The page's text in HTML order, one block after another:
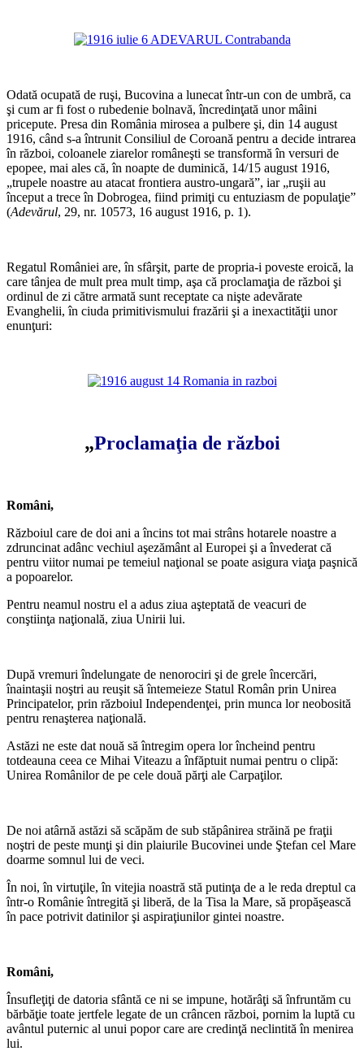
Odată ocupată de ruşi, Bucovina a lunecat într-un con de umbră, ca
şi cum ar fi fost o rubedenie bolnavă, încredinţată unor mâini
pricepute. Presa din România mirosea a pulbere şi, din 14 august
1916, când s-a întrunit Consiliul de Coroană pentru a decide intrarea
în război, coloanele ziarelor româneşti se transformă în versuri de
epopee, mai ales că, în noapte de duminică, 14/15 august 1916,
„trupele noastre au atacat frontiera austro-ungară”, iar „ruşii au
început a trece în Dobrogea, fiind primiţi cu entuziasm de populaţie”
(Adevărul, 29, nr. 10573, 16 august 1916, p. 1).
Regatul României are, în sfârşit, parte de propria-i poveste eroică, la
care tânjea de mult prea mult timp, aşa că proclamaţia de război şi
ordinul de zi către armată sunt receptate ca nişte adevărate
Evanghelii, în ciuda primitivismului frazării şi a inexactităţii unor
enunţuri:
„Proclamaţia de război
Români,
Războiul care de doi ani a încins tot mai strâns hotarele noastre a
zdruncinat adânc vechiul aşezământ al Europei şi a învederat că
pentru viitor numai pe temeiul naţional se poate asigura viaţa paşnică
a popoarelor.
Pentru neamul nostru el a adus ziua aşteptată de veacuri de
conştiinţa naţională, ziua Unirii lui.
După vremuri îndelungate de nenorociri şi de grele încercări,
înaintaşii noştri au reuşit să întemeieze Statul Român prin Unirea
Principatelor, prin războiul Independenţei, prin munca lor neobosită
pentru renaşterea naţională.
Astăzi ne este dat nouă să întregim opera lor încheind pentru
totdeauna ceea ce Mihai Viteazu a înfăptuit numai pentru o clipă:
Unirea Românilor de pe cele două părţi ale Carpaţilor.
De noi atârnă astăzi să scăpăm de sub stăpânirea străină pe fraţii
noştri de peste munţi şi din plaiurile Bucovinei unde Ştefan cel Mare
doarme somnul lui de veci.
În noi, în virtuţile, în vitejia noastră stă putinţa de a le reda dreptul ca
într-o Românie întregită şi liberă, de la Tisa la Mare, să propăşească
în pace potrivit datinilor şi aspiraţiunilor gintei noastre.
Români,
Însufleţiţi de datoria sfântă ce ni se impune, hotărâţi să înfruntăm cu
bărbăţie toate jertfele legate de un crâncen război, pornim la luptă cu
avântul puternic al unui popor care are credinţă neclintită în menirea
lui.